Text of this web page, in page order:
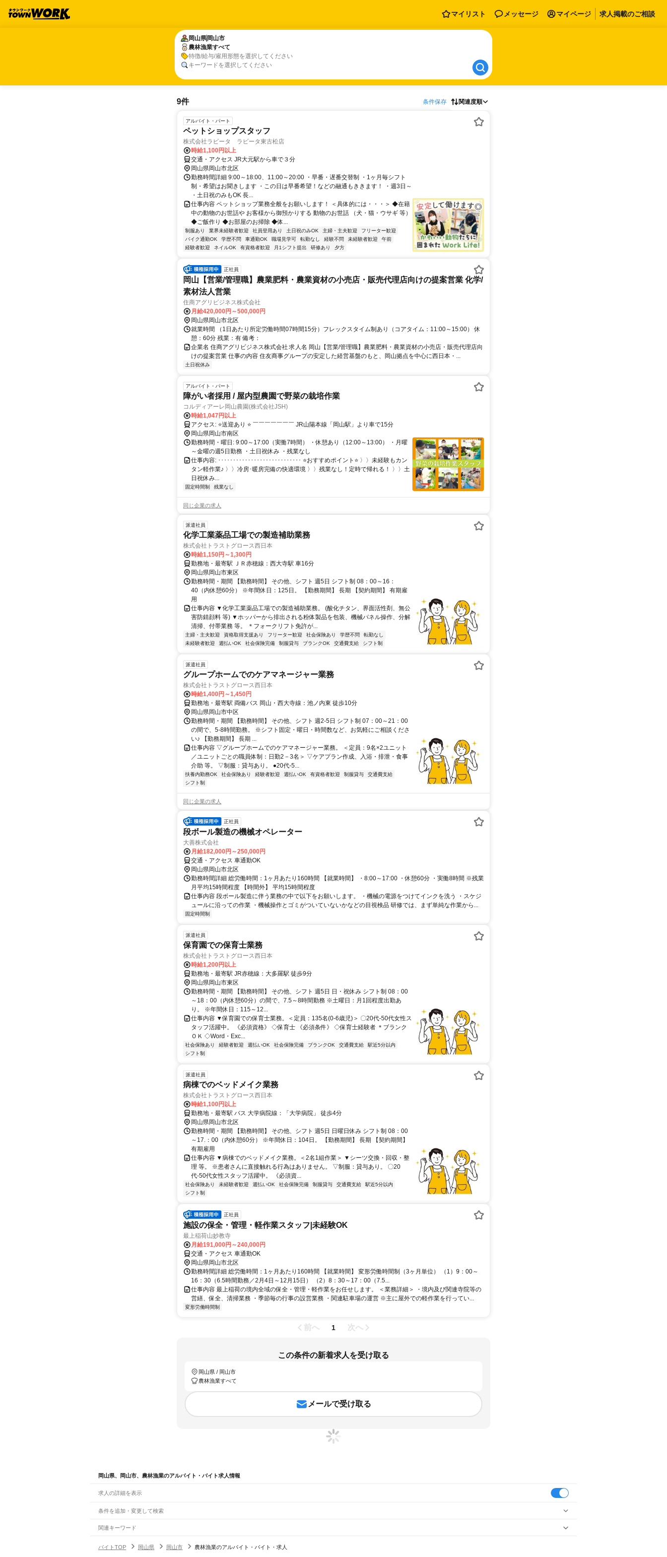
マイリスト メッセージ マイページ 求人掲載のご相談
岡山県 岡山市
農林漁業すべて
特徴/給与/雇用形態を選択してください
キーワードを選択してください
岡山県 岡山市
農林漁業すべて
9件 条件保存 関連度順
アルバイト・パート
ペットショップスタッフ
株式会社ラビータ ラビータ東古松店
時給1,100円以上
交通・アクセス JR大元駅から車で３分
岡山県岡山市北区
勤務時間詳細 9:00～18:00、11:00～20:00 ・早番・遅番交替制 ・1ヶ月毎シフト
制・希望はお聞きします ・この日は早番希望！などの融通もききます！ ・週3日～
・土日祝のみもOK 長...
仕事内容 ペットショップ業務全般をお願いします！ ＜具体的には・・・＞ ◆在籍
中の動物のお世話や お客様から御預かりする 動物のお世話 （犬・猫・ウサギ 等）
◆ご飯作り ◆お部屋のお掃除 ◆体...
制服あり 業界未経験者歓迎 社員登用あり 土日祝のみOK 主婦・主夫歓迎
フリーター歓迎
バイク通勤OK
学歴不問 車通勤OK 職場見学可 転勤なし 経験不問 未経験者歓迎
午前
経験者歓迎
ネイルOK 有資格者歓迎 月1シフト提出 研修あり 夕方
正社員
岡山【営業/管理職】農業肥料・農業資材の小売店・販売代理店向けの提案営業 化学/
素材法人営業
住商アグリビジネス株式会社
月給420,000円～500,000円
岡山県岡山市北区
就業時間 （1日あたり所定労働時間07時間15分）フレックスタイム制あり（コアタイム：11:00～15:00） 休
憩：60分 残業：有 備考：
企業名 住商アグリビジネス株式会社 求人名 岡山【営業/管理職】農業肥料・農業資材の小売店・販売代理店向
けの提案営業 仕事の内容 住友商事グループの安定した経営基盤のもと、岡山拠点を中心に西日本・...
土日祝休み
アルバイト・パート
障がい者採用 / 屋内型農園で野菜の栽培作業
コルディアーレ岡山農園(株式会社JSH)
時給1,047円以上
アクセス: ⭐送迎あり ⭐ ￣￣￣￣￣￣￣ JR山陽本線「岡山駅」より車で15分
岡山県岡山市南区
勤務時間・曜日: 9:00～17:00（実働7時間） ・休憩あり（12:00～13:00） ・月曜
～金曜の週5日勤務 ・土日祝休み ・残業なし
仕事内容: ････････････････････････････ ⭐おすすめポイント⭐ 〉〉未経験もカン
タン軽作業♪ 〉〉冷房･暖房完備の快適環境 〉〉残業なし！定時で帰れる！ 〉〉土
日祝休み...
固定時間制 残業なし
同じ企業の求人
派遣社員
化学工業薬品工場での製造補助業務
株式会社トラストグロース西日本
時給1,150円～1,300円
勤務地・最寄駅 ＪＲ赤穂線：西大寺駅 車16分
岡山県岡山市東区
勤務時間・期間 【勤務時間】 その他、シフト 週5日 シフト制 08：00～16：
40（内休憩60分） ※年間休日：125日。 【勤務期間】 長期 【契約期間】 有期雇
用
仕事内容 ▼化学工業薬品工場での製造補助業務。 (酸化チタン、界面活性剤、無公
害防錆顔料 等) ▼ホッパーから排出される粉体製品を包装、機械パネル操作、分解
清掃、付帯業務 等。 ＊フォークリフト免許が...
主婦・主夫歓迎 資格取得支援あり フリーター歓迎 社会保険あり 学歴不問
転勤なし
未経験者歓迎
週払いOK 社会保険完備 制服貸与 ブランクOK 交通費支給 シフト制
派遣社員
グループホームでのケアマネージャー業務
株式会社トラストグロース西日本
時給1,400円～1,450円
勤務地・最寄駅 両備バス 岡山・西大寺線：池ノ内東 徒歩10分
岡山県岡山市中区
勤務時間・期間 【勤務時間】 その他、シフト 週2-5日 シフト制 07：00～21：00
の間で、5-8時間勤務。 ※シフト固定・曜日・時間数など、お気軽にご相談くださ
い♪ 【勤務期間】 長期 ...
仕事内容 ▽グループホームでのケアマネージャー業務。 ＜定員：9名×2ユニット
／ユニットごとの職員体制：日勤2－3名＞ ▽ケアプラン作成、入浴・排泄・食事
介助 等。 ▽制服：貸与あり。 ●20代-5...
扶養内勤務OK 社会保険あり 経験者歓迎 週払いOK 有資格者歓迎 制服貸与
交通費支給
シフト制
同じ企業の求人
正社員
段ボール製造の機械オペレーター
大善株式会社
月給182,000円～250,000円
交通・アクセス 車通勤OK
岡山県岡山市北区
勤務時間詳細 総労働時間：1ヶ月あたり160時間 【就業時間】 ・8:00～17:00 ・休憩60分 ・実働8時間 ※残業
月平均15時間程度 【時間外】 平均15時間程度
仕事内容 段ボール製造に伴う業務の中で以下をお願いします。 ・機械の電源をつけてインクを洗う ・スケジ
ュールに沿っての作業 ・機械操作とゴミがついていないかなどの目視検品 研修では、まず単純な作業から...
固定時間制
派遣社員
保育園での保育士業務
株式会社トラストグロース西日本
時給1,200円以上
勤務地・最寄駅 JR赤穂線：大多羅駅 徒歩9分
岡山県岡山市東区
勤務時間・期間 【勤務時間】 その他、シフト 週5日 日・祝休み シフト制 08：00
～18：00（内休憩60分）の間で、7.5～8時間勤務 ※土曜日：月1回程度出勤あ
り。 ※年間休日：115～12...
仕事内容 ▼保育園での保育士業務。＜定員：135名(0-6歳児)＞ 〇20代-50代女性ス
タッフ活躍中。 《必須資格》 ◇保育士 《必須条件》 ◇保育士経験者 ＊ブランク
ＯＫ ◇Word・Exc...
社会保険あり 経験者歓迎 週払いOK 社会保険完備 ブランクOK 交通費支給
駅近5分以内
シフト制
派遣社員
病棟でのベッドメイク業務
株式会社トラストグロース西日本
時給1,100円以上
勤務地・最寄駅 バス 大学病院線：「大学病院」 徒歩4分
岡山県岡山市北区
勤務時間・期間 【勤務時間】 その他、シフト 週5日 日曜日休み シフト制 08：00
～17.：00（内休憩60分） ※年間休日：104日。 【勤務期間】 長期 【契約期間】
有期雇用
仕事内容 ▼病棟でのベッドメイク業務。＜2名1組作業＞ ▼シーツ交換・回収・整
理 等。 ※患者さんに直接触れる行為はありません。 ▽制服：貸与あり。 〇20
代-50代女性スタッフ活躍中。 《必須資...
社会保険あり 未経験者歓迎 週払いOK 社会保険完備 制服貸与 交通費支給
駅近5分以内
シフト制
正社員
施設の保全・管理・軽作業スタッフ|未経験OK
最上稲荷山妙教寺
月給191,000円～240,000円
交通・アクセス 車通勤OK
岡山県岡山市北区
勤務時間詳細 総労働時間：1ヶ月あたり160時間 【就業時間】 変形労働時間制（3ヶ月単位） （1）9：00～
16：30（6.5時間勤務／2月4日～12月15日） （2）8：30～17：00（7.5...
仕事内容 最上稲荷の境内全域の保全・管理・軽作業をお任せします。 ＜業務詳細＞ ・境内及び関連寺院等の
営繕、保全、清掃業務 ・季節毎の行事の設営業務 ・関連駐車場の運営 ※主に屋外での軽作業を行ってい...
変形労働時間制
前へ 1 次へ
この条件の新着求人を受け取る
岡山県 / 岡山市
農林漁業すべて
メールで受け取る
岡山県、岡山市、農林漁業のアルバイト・バイト求人情報
求人の詳細を表示
条件を追加・変更して検索
市区町村を追加・変更
岡山県すべて
駅を追加・変更
関連キーワード
バイトTOP
岡山県 岡山市 農林漁業のアルバイト・バイト・求人